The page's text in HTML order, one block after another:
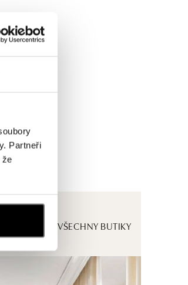
Partneři
že
ZOBRAZIT VŠECHNY BUTIKY